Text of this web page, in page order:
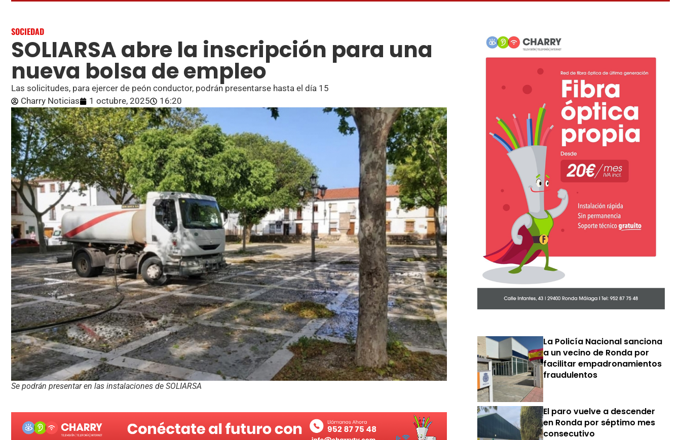
SOCIEDAD
SOLIARSA abre la inscripción para una
nueva bolsa de empleo
Las solicitudes, para ejercer de peón conductor, podrán presentarse hasta el día 15
Charry Noticias
1 octubre, 2025 16:20
Se podrán presentar en las instalaciones de SOLIARSA
La Policía Nacional sanciona
a un vecino de Ronda por
facilitar empadronamientos
fraudulentos
El paro vuelve a descender
en Ronda por séptimo mes
consecutivo